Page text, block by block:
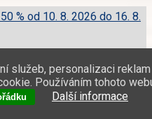
LIDL
služeb, personalizaci reklam
Používáním tohoto
Další informace